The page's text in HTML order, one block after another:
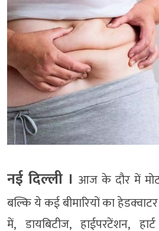
नई दिल्‍ली । आज के दौर में
बल्कि ये कई बीमारियों का
में, डायबिटीज, हाईपरटेंशन,